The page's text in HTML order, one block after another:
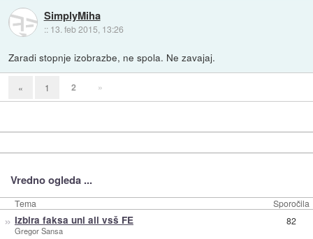
SimplyMiha
:: 13. feb 2015, 13:26
Zaradi stopnje izobrazbe, ne spola. Ne zavajaj.
« 1 2 »
Vredno ogleda ...
Tema Sporočila
» Izbira faksa uni ali vsš FE
Gregor Sansa
82